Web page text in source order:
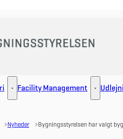
Byggeri - Flere links
Facility Management Facility
Nyheder Bygningsstyrelsen har valgt